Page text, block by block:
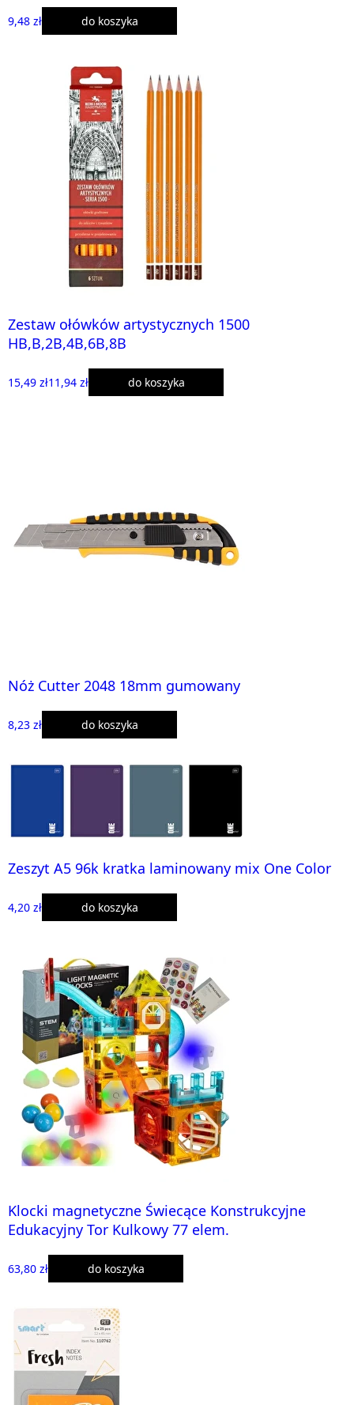
9,48 zł do koszyka
Zestaw ołówków artystycznych 1500
HB,B,2B,4B,6B,8B
15,49 zł11,94 zł do koszyka
Nóż Cutter 2048 18mm gumowany
8,23 zł do koszyka
Zeszyt A5 96k kratka laminowany mix One Color
4,20 zł do koszyka
Klocki magnetyczne Świecące Konstrukcyjne
Edukacyjny Tor Kulkowy 77 elem.
63,80 zł do koszyka